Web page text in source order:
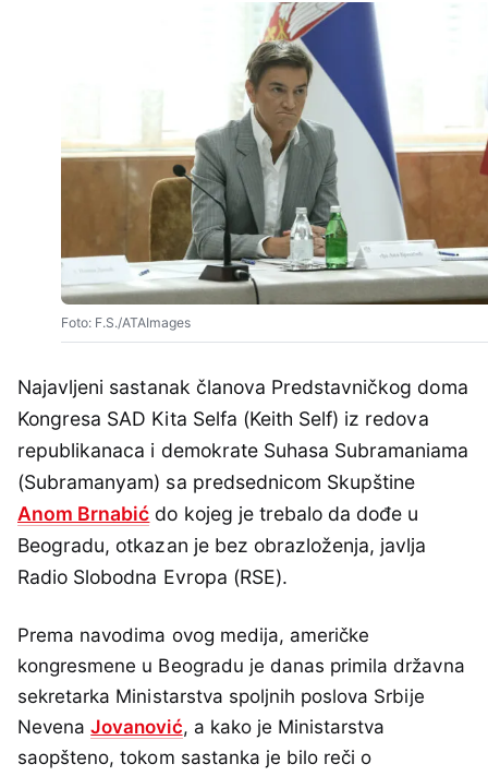
Foto: F.S./ATAImages
Najavljeni sastanak članova Predstavničkog doma
Kongresa SAD Kita Selfa (Keith Self) iz redova
republikanaca i demokrate Suhasa Subramaniama
(Subramanyam) sa predsednicom Skupštine
Anom Brnabić do kojeg je trebalo da dođe u
Beogradu, otkazan je bez obrazloženja, javlja
Radio Slobodna Evropa (RSE).
Prema navodima ovog medija, američke
kongresmene u Beogradu je danas primila državna
sekretarka Ministarstva spoljnih poslova Srbije
NevenaJovanović, a kako je Ministarstva
saopšteno, tokom sastanka je bilo reči o